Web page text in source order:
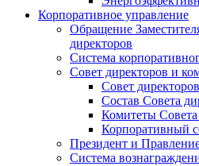
Корпоративное управление
Обращение
директоров
Система
Совет директоров и
Совет директоров
Состав Совета
Комитеты Совета
Корпоративный
Президент и
Система